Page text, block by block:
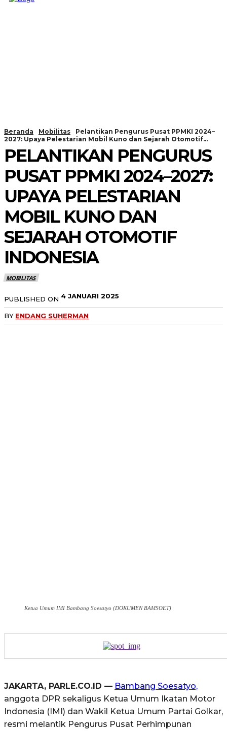
Beranda Mobilitas
Pelantikan Pengurus Pusat PPMKI 2024–
2027: Upaya Pelestarian Mobil Kuno dan Sejarah Otomotif...
PELANTIKAN PENGURUS
PUSAT PPMKI 2024–2027:
UPAYA PELESTARIAN
MOBIL KUNO DAN
SEJARAH OTOMOTIF
INDONESIA
MOBILITAS
PUBLISHED ON 4 JANUARI 2025
BY ENDANG SUHERMAN
Ketua Umum IMI Bambang Soesatyo (DOKUMEN BAMSOET)
JAKARTA, PARLE.CO.ID — Bambang Soesatyo,
anggota DPR sekaligus Ketua Umum Ikatan Motor
Indonesia (IMI) dan Wakil Ketua Umum Partai Golkar,
resmi melantik Pengurus Pusat Perhimpunan